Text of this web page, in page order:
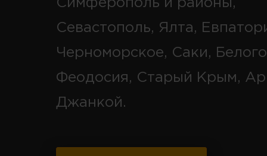
Симферополь и районы,
Севастополь, Ялта,
Черноморское, Саки,
Феодосия, Старый Крым,
Джанкой.